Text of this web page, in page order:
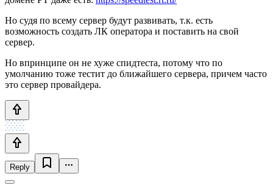
Но судя по всему сервер будут развивать, т.к. есть
возможность создать ЛК оператора и поставить на свой
сервер.
Но впринципе он не хуже спидтеста, потому что по
умолчанию тоже тестит до ближайшего сервера, причем часто
это сервер провайдера.
Reply